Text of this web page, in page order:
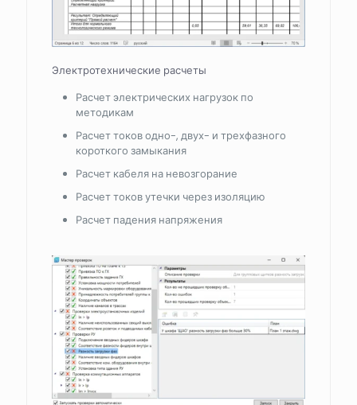
Электротехнические расчеты
Расчет электрических нагрузок по
методикам
Расчет токов одно-, двух- и трехфазного
короткого замыкания
Расчет кабеля на невозгорание
Расчет токов утечки через изоляцию
Расчет падения напряжения